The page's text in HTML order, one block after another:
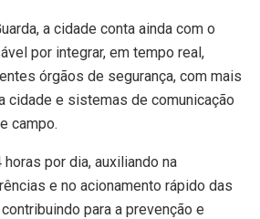
a cidade conta ainda com o
por integrar, em tempo real,
órgãos de segurança, com mais
cidade e sistemas de comunicação
campo.
horas por dia, auxiliando na
e no acionamento rápido das
para a prevenção e